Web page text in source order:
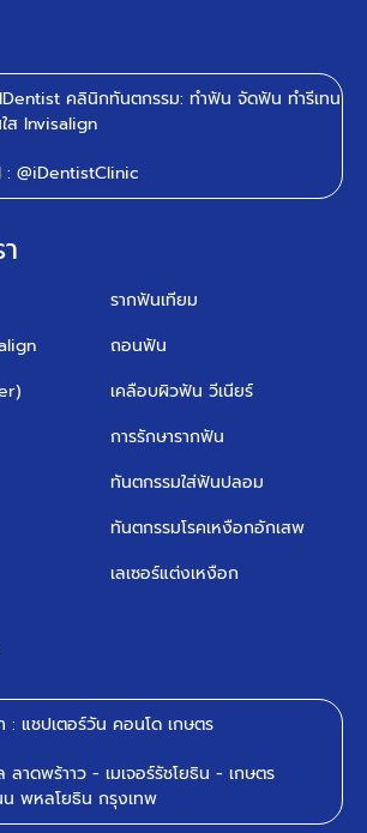
คลินิกทันตกรรม: ทำฟัน จัดฟัน ทำรีเทน
ส Invisalign
@iDentistClinic
รากฟันเทียม
ถอนฟัน
เคลือบผิวฟัน วีเนียร์
การรักษารากฟัน
ทันตกรรมใส่ฟันปลอม
ทันตกรรมโรคเหงือกอักเสพ
เลเซอร์แต่งเหงือก
: แชปเตอร์วัน คอนโด เกษตร
ลาดพร้าาว - เมเจอร์รัชโยธิน - เกษตร
พหลโยธิน กรุงเทพ